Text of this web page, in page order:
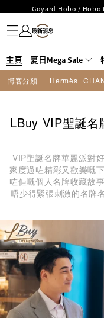
Goyard Hobo / Hobo
LBuy呈獻 - Hermès 及
LBuy Nintendo Switch /
重要通告：
購物
LBuy獲香港知識
名牌服飾
潮流服飾
童裝
護膚美妝
香水香薰
個人護理
母嬰護理
遊戲及精品玩具
文儀用品
家居生活
電子產品
美食
醫藥保健
運動與戶外用品
主頁 夏日Mega Sale
博客分類 | Hermès
LBuy VIP聖誕名
VIP聖誕名牌華麗派對
家度過咗精彩又歡樂嘅
咗佢嘅個人名牌收藏故
唔少得緊張刺激的名牌